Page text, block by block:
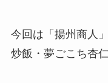
今回は「揚州商人
炒飯・夢ごこち杏